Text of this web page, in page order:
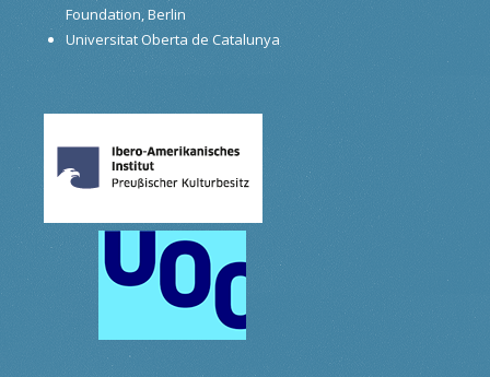
Foundation, Berlin
Universitat Oberta de Catalunya